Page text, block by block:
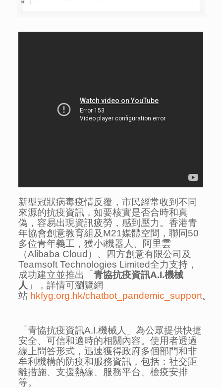
新型冠狀病毒疫情反覆，市民經常收到不同
來源的抗疫資訊，如要核實是否合時和真
偽，容易出現資訊疲勞，感到壓力。香港青
年協會創意教育組及M21媒體空間，聯同50
多位青年義工，獲小i機器人、阿里雲
（Alibaba Cloud）、四方創意有限公司及
Teamsoft Technologies Limited全力支持，
成功建立並推出「青協抗疫資訊A.I.機械
人 」，詳情可瀏覽網
站 hkfyg.org.hk/chatbot_pandemic_support。
「青協抗疫資訊A.I.機械人」為公眾提供快捷
安全、可信和適時的相關內容。使用者透過
線上問答形式，迅速獲得政府多個部門和非
牟利機構的防疫和服務資訊，包括：社交距
離措施、支援熱線、服務平台、檢疫安排
等。